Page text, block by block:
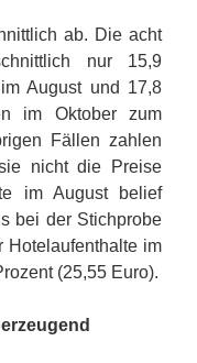
ab. Die acht
nur 15,9
August und 17,8
im Oktober zum
Fällen zahlen
nicht die Preise
im August belief
bei der Stichprobe
Hotelaufenthalte im
(25,55 Euro).